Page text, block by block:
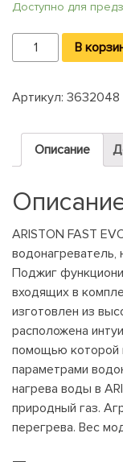
Доступно для
Количество
Водонагреватель
FAST
14
В
Артикул: 3632048
Описание
ARISTON FAST
водонагреватель,
Поджиг
входящих в
изготовлен из
расположена
помощью которой
параметрами
нагрева воды в
природный газ.
перегрева. Вес